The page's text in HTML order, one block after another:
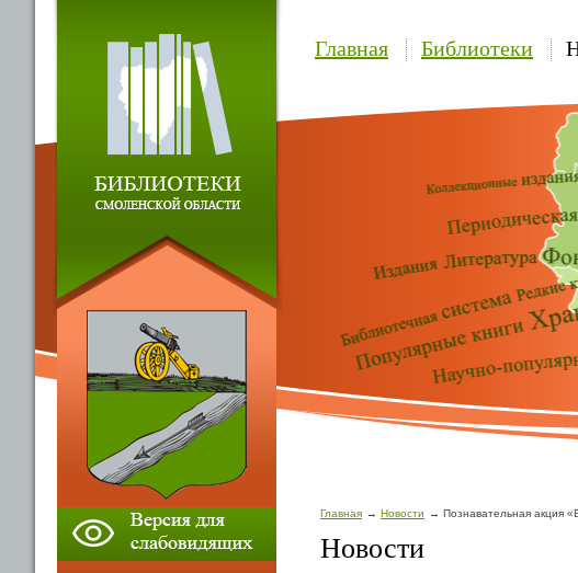
Главная Библиотеки
Главная Новости Познавательная акция
Новости